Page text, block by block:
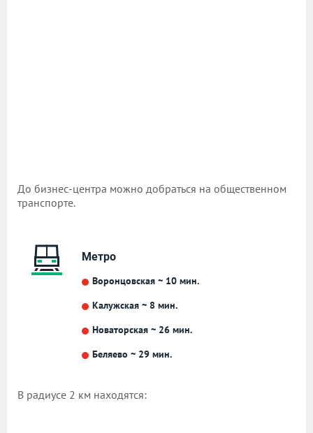
До бизнес-центра можно добраться на общественном
транспорте.
Метро
Воронцовская ~ 10 мин.
Калужская ~ 8 мин.
Новаторская ~ 26 мин.
Беляево ~ 29 мин.
В радиусе 2 км находятся: